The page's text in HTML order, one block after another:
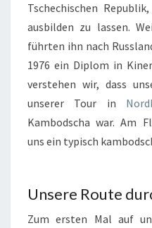
Tschechischen
ausbilden zu lassen.
führten ihn nach
1976 ein Diplom in
verstehen wir, dass
unserer Tour in
Kambodscha war. Am
uns ein typisch
Unsere Route
Zum ersten Mal auf